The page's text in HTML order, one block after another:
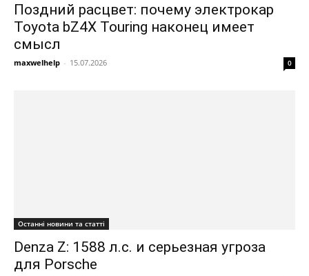
Поздний расцвет: почему электрокар
Toyota bZ4X Touring наконец имеет
смысл
maxwelhelp - 15.07.2026 0
Останні новини та статті
Denza Z: 1588 л.с. и серьезная угроза
для Porsche